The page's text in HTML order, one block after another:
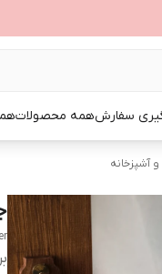
سفارشهمه محصولات
و آشپزخانه